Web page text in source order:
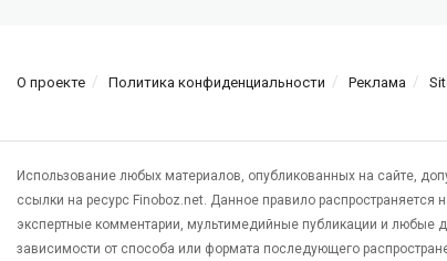
О проекте Политика конфиденциальности Реклама
Использование любых материалов, опубликованных на сайте,
ссылки на ресурс Finoboz.net. Данное правило
экспертные комментарии, мультимедийные публикации и любые
зависимости от способа или формата последующего